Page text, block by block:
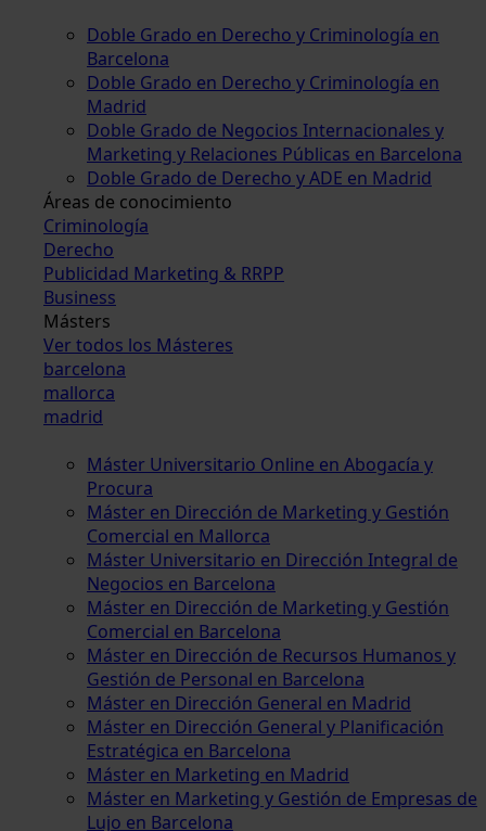
Doble Grado en Derecho y Criminología en
Barcelona
Doble Grado en Derecho y Criminología en
Madrid
Doble Grado de Negocios Internacionales y
Marketing y Relaciones Públicas en Barcelona
Doble Grado de Derecho y ADE en Madrid
Áreas de conocimiento
Criminología
Derecho
Publicidad Marketing & RRPP
Business
Másters
Ver todos los Másteres
barcelona
mallorca
madrid
Máster Universitario Online en Abogacía y
Procura
Máster en Dirección de Marketing y Gestión
Comercial en Mallorca
Máster Universitario en Dirección Integral de
Negocios en Barcelona
Máster en Dirección de Marketing y Gestión
Comercial en Barcelona
Máster en Dirección de Recursos Humanos y
Gestión de Personal en Barcelona
Máster en Dirección General en Madrid
Máster en Dirección General y Planificación
Estratégica en Barcelona
Máster en Marketing en Madrid
Máster en Marketing y Gestión de Empresas de
Lujo en Barcelona